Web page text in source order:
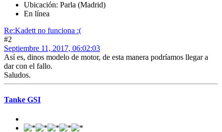
Ubicación: Parla (Madrid)
En línea
Re:Kadett no funciona :(
#2
Septiembre 11, 2017, 06:02:03
Así es, dinos modelo de motor, de esta manera podríamos llegar a
dar con el fallo.
Saludos.
Tanke GSI